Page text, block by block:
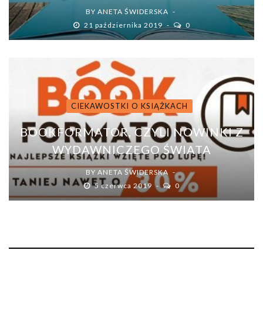
BY ANETA ŚWIDERSKA
21 października 2019
0
CIEKAWOSTKI O KSIĄŻKACH
BOOKFORMATOR, CZYLI NOWINKI Z
WYDAWNICZEGO ŚWIATA
BY ANETA ŚWIDERSKA
5 czerwca 2019
0